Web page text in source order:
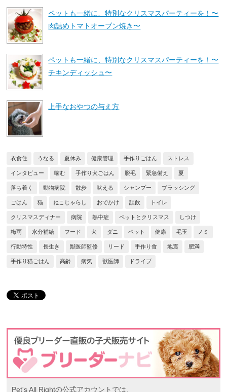
ペットも一緒に、特別なクリスマスパーティーを！〜
肉詰めトマトオーブン焼き〜
ペットも一緒に、特別なクリスマスパーティーを！〜
チキンディッシュ〜
上手なおやつの与え方
衣食住 うなる 夏休み 健康管理 手作りごはん ストレス
インタビュー 噛む 手作り犬ごはん 脱毛 緊急備え 夏
落ち着く 動物病院 散歩 吠える シャンプー ブラッシング
ごはん 猫 ねこじゃらし おでかけ 誤飲 トイレ
クリスマスディナー 病院 熱中症 ペットとクリスマス しつけ
梅雨 水分補給 フード 犬 ダニ ペット 健康 毛玉 ノミ
行動特性 長生き 獣医師監修 リード 手作り食 地震 肥満
手作り猫ごはん 高齢 病気 獣医師 ドライブ
Pet's All Rightの公式アカウントでは、